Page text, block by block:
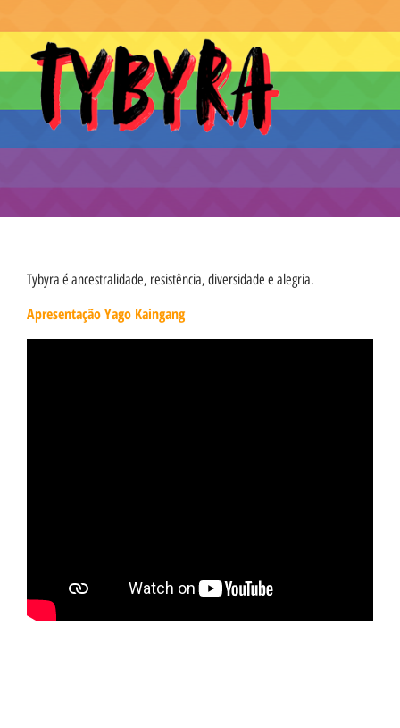
Tybyra é ancestralidade, resistência, diversidade e alegria.
Apresentação Yago Kaingang